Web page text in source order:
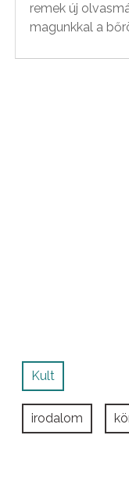
remek új
magunkkal a
Kult
irodalom